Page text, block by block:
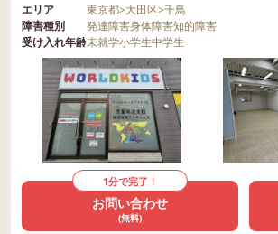
エリア 東京都>大田区>千鳥
障害種別
発達障害身体障害知的障害
受け入れ年齢未就学小学生中学生
1分で完了！
お問い合わせ
(無料)